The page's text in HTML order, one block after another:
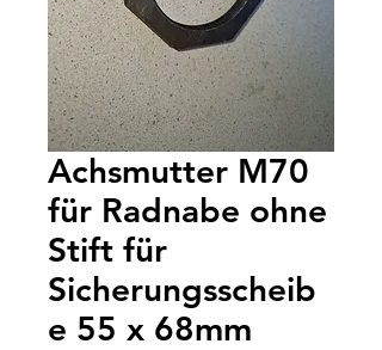
Achsmutter M70
für Radnabe ohne
Stift für
Sicherungsscheib
e 55 x 68mm